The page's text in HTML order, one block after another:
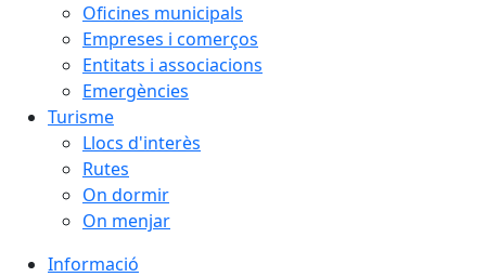
Oficines municipals
Empreses i comerços
Entitats i associacions
Emergències
Turisme
Llocs d'interès
Rutes
On dormir
On menjar
Informació